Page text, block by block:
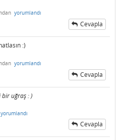
yorumlandı
Cevapla
:)
yorumlandı
Cevapla
uğraş : )
yorumlandı
Cevapla